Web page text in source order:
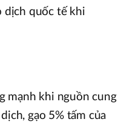
dịch quốc tế khi
mạnh khi nguồn cung
gạo 5% tấm của